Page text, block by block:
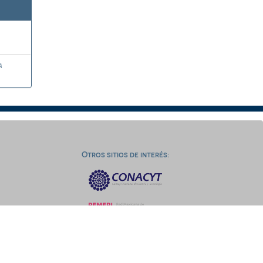
Otros sitios de interés: